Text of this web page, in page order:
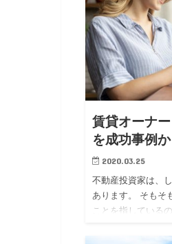
賃貸オーナ
を成功事例
2020.03.25
不動産投資家は、
あります。 そもそ
ことを指している
ます。 賃貸オー…